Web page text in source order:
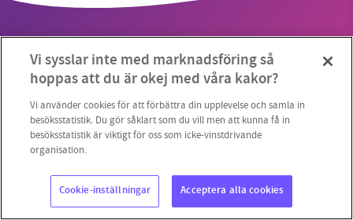
Copyright 2023 © Supermiljöbloggen Cookieinställningar
utveckla vårt arbete – och vi hoppas att du
vill hjälpa oss.
Stötta vårt arbete genom att swisha en slant till
1231368703
Läs vad vi vill göra
Vi sysslar inte med marknadsföring så
hoppas att du är okej med våra kakor?
Vi använder cookies för att förbättra din upplevelse och samla in
besöksstatistik. Du gör såklart som du vill men att kunna få in
besöksstatistik är viktigt för oss som icke-vinstdrivande
organisation.
Cookie-inställningar Acceptera alla cookies